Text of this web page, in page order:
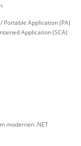
Portable Application (PA)
Application (SCA)
modernen .NET